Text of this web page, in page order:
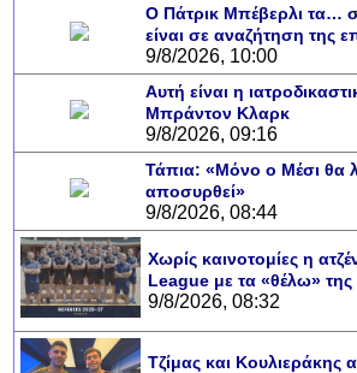
Ο Πάτρικ Μπέβερλι τα…
είναι σε αναζήτηση της
9/8/2026, 10:00
Αυτή είναι η
Μπράντον Κλαρκ
9/8/2026, 09:16
Τάπια: «Μόνο ο Μέσι θα
αποσυρθεί»
9/8/2026, 08:44
Χωρίς καινοτομίες η
League με τα «θέλω»
9/8/2026, 08:32
Τζίμας και Κουλιεράκης